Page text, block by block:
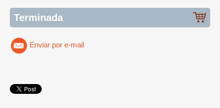
Terminada
Enviar por e-mail